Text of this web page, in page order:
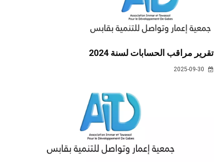
تقرير مراقب الحسابات لسنة 2024